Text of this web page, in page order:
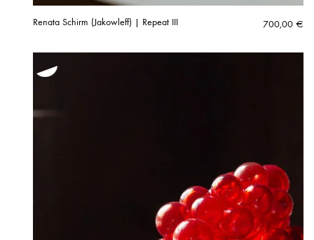
Renata Schirm (Jakowleff) | Repeat III 700,00 €